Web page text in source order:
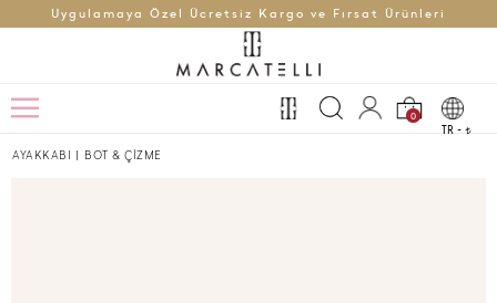
Uygulamaya Özel Ücretsiz Kargo ve Fırsat Ürünleri
0
TR - t
AYAKKABI | BOT & ÇİZME